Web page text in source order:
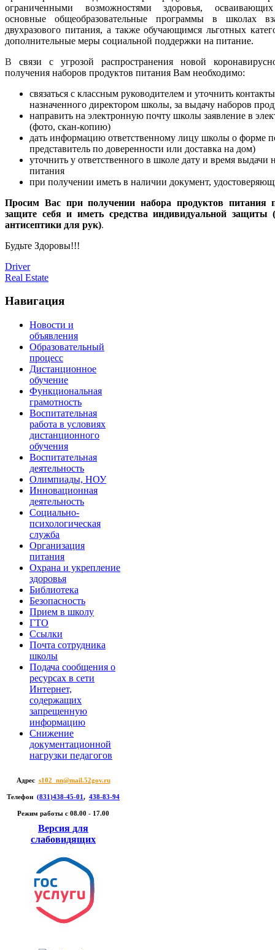
ограниченными возможностями здоровья,
основные общеобразовательные программы в школах
двухразового питания, а также обучающимся льготных
дополнительные меры социальной поддержки на питание.
В связи с угрозой распространения новой
получения наборов продуктов питания Вам необходимо:
связаться с классным руководителем и уточнить
назначенного директором школы, за выдачу наборов
направить на электронную почту школы заявление в
(фото, скан-копию)
дать информацию ответственному лицу школы о форме
представитель по доверенности или доставка на дом)
уточнить у ответственного в школе дату и время выдачи
питания
при получении иметь в наличии документ,
Просим Вас при получении набора продуктов питания
защите себя и иметь средства индивидуальной защиты
антисептики для рук).
Будьте Здоровы!!!
Driver
Real Estate
Навигация
Новости и
объявления
Образовательный
процесс
Дистанционное
обучение
Функциональная
грамотность
Воспитательная
работа в условиях
дистанционного
обучения
Воспитательная
деятельность
Олимпиады, НОУ
Инновационная
деятельность
Социально-
психологическая
служба
Организация
питания
Охрана и укрепление
здоровья
Библиотека
Безопасность
Прием в школу
ГТО
Ссылки
Почта сотрудника
школы
Подача сообщения о
ресурсах в сети
Интернет,
содержащих
запрещенную
информацию
Снижение
документационной
нагрузки педагогов
Адрес s102_nn@mail.52gov.ru
Телефон (831)438-45-01 , 438-83-94
Режим работы c 08.00 - 17.00
Версия для
слабовидящих